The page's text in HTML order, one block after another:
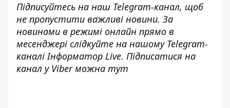
Підписуйтесь на наш Telegram-канал, щоб
не пропустити важливі новини. За
новинами в режимі онлайн прямо в
месенджері слідкуйте на нашому Telegram-
каналіІнформатор Live. Підписатися на
канал у Viber можна тут